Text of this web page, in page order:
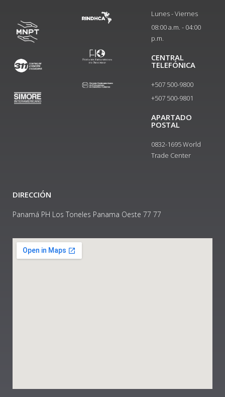
Lunes - Viernes
08:00 a.m. - 04:00
p.m.
CENTRAL
TELEFÓNICA
+507 500-9800
+507 500-9801​
APARTADO
POSTAL
0832-1695 World
Trade Center
DIRECCIÓN
Panamá PH Los Toneles Panama Oeste 77 77